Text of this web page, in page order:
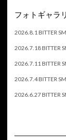
フォトギャラ
2026.8.1 BITTER
2026.7.18 BITTER
2026.7.11 BITTER
2026.7.4 BITTER
2026.6.27 BITTER